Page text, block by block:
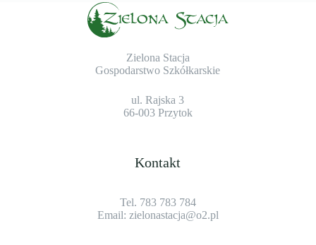
Zielona Stacja
Gospodarstwo Szkółkarskie
ul. Rajska 3
66-003 Przytok
Kontakt
Tel. 783 783 784
Email: zielonastacja@o2.pl